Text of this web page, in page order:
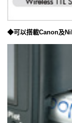
◆可以搭載Canon及